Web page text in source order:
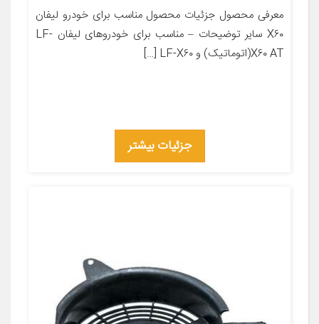
معرفی محصول جزئیات محصول مناسب برای خودرو لیفان
X۶۰ سایر توضیحات – مناسب برای خودروهای لیفان LF-
X۶۰ AT(اتوماتیک) و LF-X۶۰ […]
جزئیات بیشتر